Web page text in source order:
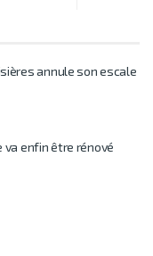
annule son escale
va enfin être rénové